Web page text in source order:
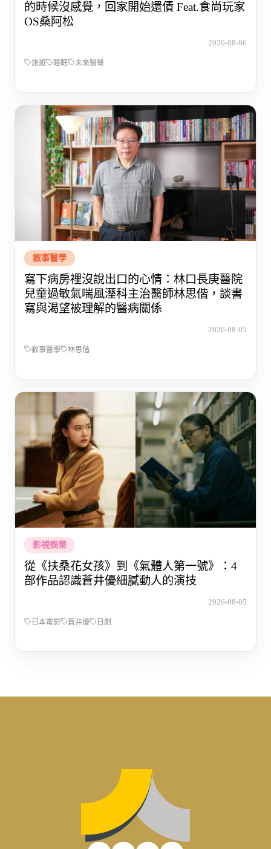
的時候沒感覺，回家開始還債 Feat.食尚玩家
OS桑阿松
2026-08-06
旅遊 睡眠 未來醫聲
敘事醫學
寫下病房裡沒說出口的心情：林口長庚醫院
兒童過敏氣喘風溼科主治醫師林思偕，談書
寫與渴望被理解的醫病關係
2026-08-05
敘事醫學 林思偕
影視娛樂
從《扶桑花女孩》到《氣體人第一號》：4
部作品認識蒼井優細膩動人的演技
2026-08-05
日本電影 蒼井優 日劇